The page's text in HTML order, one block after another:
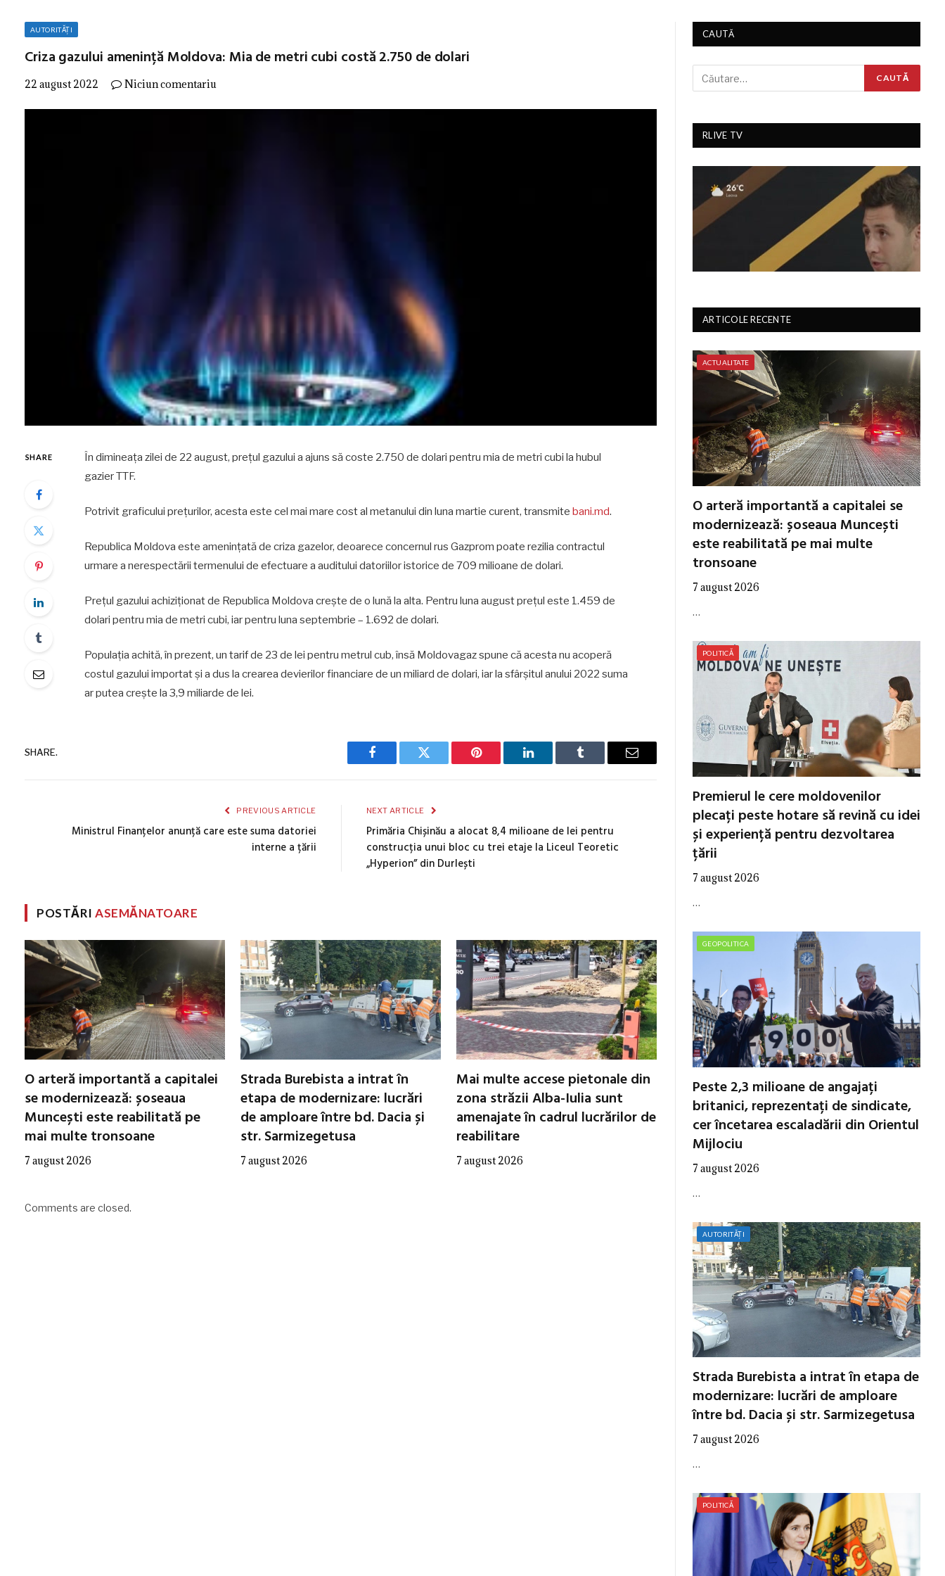
AUTORITĂȚI
Criza gazului amenință Moldova: Mia de metri cubi costă 2.750 de dolari
22 august 2022 Niciun comentariu
SHARE
În dimineața zilei de 22 august, prețul gazului a ajuns să coste 2.750 de dolari pentru mia de metri cubi la hubul
gazier TTF.
Potrivit graficului prețurilor, acesta este cel mai mare cost al metanului din luna martie curent, transmite bani.md.
Republica Moldova este amenințată de criza gazelor, deoarece concernul rus Gazprom poate rezilia contractul
urmare a nerespectării termenului de efectuare a auditului datoriilor istorice de 709 milioane de dolari.
Prețul gazului achiziționat de Republica Moldova crește de o lună la alta. Pentru luna august prețul este 1.459 de
dolari pentru mia de metri cubi, iar pentru luna septembrie – 1.692 de dolari.
Populația achită, în prezent, un tarif de 23 de lei pentru metrul cub, însă Moldovagaz spune că acesta nu acoperă
costul gazului importat și a dus la crearea devierilor financiare de un miliard de dolari, iar la sfârșitul anului 2022 suma
ar putea crește la 3,9 miliarde de lei.
SHARE.
Facebook Twitter Pinterest LinkedIn Tumblr Email
PREVIOUS ARTICLE
Ministrul Finanțelor anunță care este suma datoriei
interne a țării
NEXT ARTICLE
Primăria Chișinău a alocat 8,4 milioane de lei pentru
construcția unui bloc cu trei etaje la Liceul Teoretic
„Hyperion” din Durlești
POSTĂRIASEMĂNATOARE
O arteră importantă a capitalei
se modernizează: șoseaua
Muncești este reabilitată pe
mai multe tronsoane
7 august 2026
Strada Burebista a intrat în
etapa de modernizare: lucrări
de amploare între bd. Dacia și
str. Sarmizegetusa
7 august 2026
Mai multe accese pietonale din
zona străzii Alba-Iulia sunt
amenajate în cadrul lucrărilor de
reabilitare
7 august 2026
Comments are closed.
CAUTĂ
RLIVE TV
ARTICOLE RECENTE
ACTUALITATE
O arteră importantă a capitalei se
modernizează: șoseaua Muncești
este reabilitată pe mai multe
tronsoane
7 august 2026
…
POLITICĂ
Premierul le cere moldovenilor
plecați peste hotare să revină cu idei
și experiență pentru dezvoltarea
țării
7 august 2026
…
GEOPOLITICA
Peste 2,3 milioane de angajați
britanici, reprezentați de sindicate,
cer încetarea escaladării din Orientul
Mijlociu
7 august 2026
…
AUTORITĂȚI
Strada Burebista a intrat în etapa de
modernizare: lucrări de amploare
între bd. Dacia și str. Sarmizegetusa
7 august 2026
…
POLITICĂ